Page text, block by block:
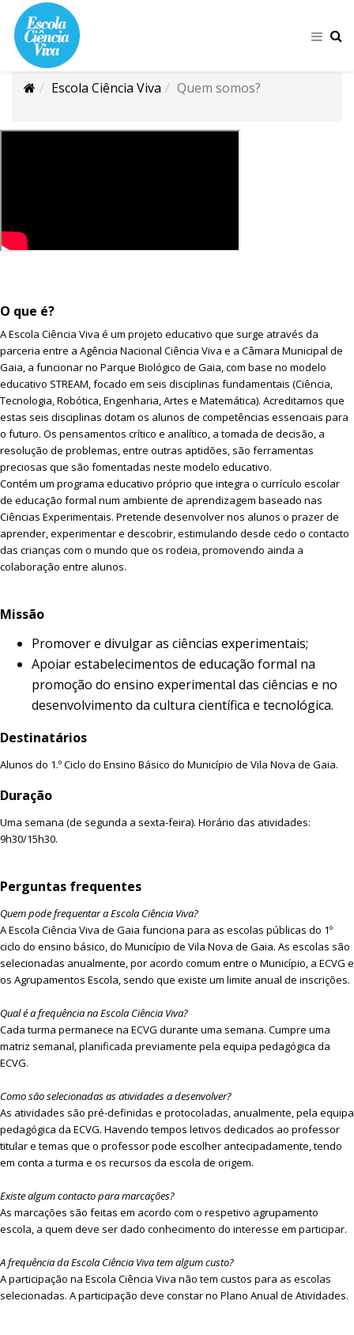
Escola Ciência Viva Quem somos?
O que é?
A Escola Ciência Viva é um projeto educativo que surge através da
parceria entre a Agência Nacional Ciência Viva e a Câmara Municipal de
Gaia, a funcionar no Parque Biológico de Gaia, com base no modelo
educativo STREAM, focado em seis disciplinas fundamentais (Ciência,
Tecnologia, Robótica, Engenharia, Artes e Matemática). Acreditamos que
estas seis disciplinas dotam os alunos de competências essenciais para
o futuro. Os pensamentos crítico e analítico, a tomada de decisão, a
resolução de problemas, entre outras aptidões, são ferramentas
preciosas que são fomentadas neste modelo educativo.
Contém um programa educativo próprio que integra o currículo escolar
de educação formal num ambiente de aprendizagem baseado nas
Ciências Experimentais. Pretende desenvolver nos alunos o prazer de
aprender, experimentar e descobrir, estimulando desde cedo o contacto
das crianças com o mundo que os rodeia, promovendo ainda a
colaboração entre alunos.
Missão
Promover e divulgar as ciências experimentais;
Apoiar estabelecimentos de educação formal na
promoção do ensino experimental das ciências e no
desenvolvimento da cultura científica e tecnológica.
Destinatários
Alunos do 1.º Ciclo do Ensino Básico do Município de Vila Nova de Gaia.
Duração
Uma semana (de segunda a sexta-feira). Horário das atividades:
9h30/15h30.
Perguntas frequentes
Quem pode frequentar a Escola Ciência Viva?
A Escola Ciência Viva de Gaia funciona para as escolas públicas do 1º
ciclo do ensino básico, do Município de Vila Nova de Gaia. As escolas são
selecionadas anualmente, por acordo comum entre o Município, a ECVG e
os Agrupamentos Escola, sendo que existe um limite anual de inscrições.
Qual é a frequência na Escola Ciência Viva?
Cada turma permanece na ECVG durante uma semana. Cumpre uma
matriz semanal, planificada previamente pela equipa pedagógica da
ECVG.
Como são selecionadas as atividades a desenvolver?
As atividades são pré-definidas e protocoladas, anualmente, pela equipa
pedagógica da ECVG. Havendo tempos letivos dedicados ao professor
titular e temas que o professor pode escolher antecipadamente, tendo
em conta a turma e os recursos da escola de origem.
Existe algum contacto para marcações?
As marcações são feitas em acordo com o respetivo agrupamento
escola, a quem deve ser dado conhecimento do interesse em participar.
A frequência da Escola Ciência Viva tem algum custo?
A participação na Escola Ciência Viva não tem custos para as escolas
selecionadas. A participação deve constar no Plano Anual de Atividades.